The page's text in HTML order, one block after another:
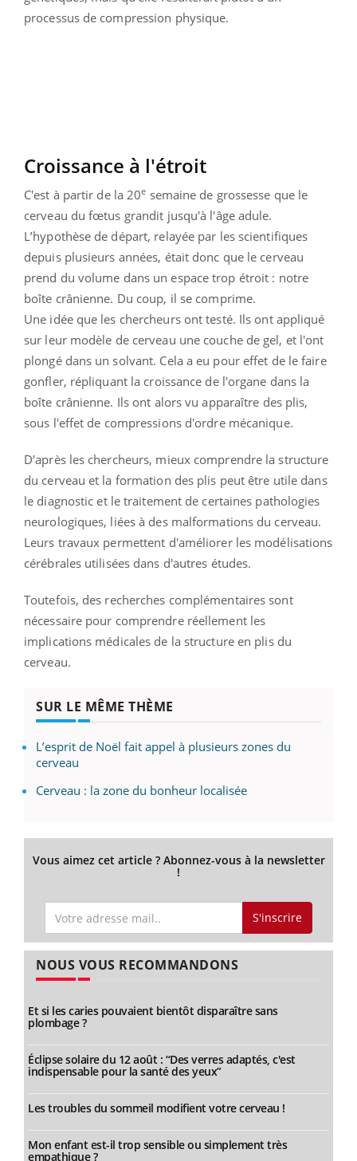
processus de compression physique.
Croissance à l'étroit
C'est à partir de la 20e semaine de grossesse que le
cerveau du fœtus grandit jusqu'à l'âge adule.
L’hypothèse de départ, relayée par les scientifiques
depuis plusieurs années, était donc que le cerveau
prend du volume dans un espace trop étroit : notre
boîte crânienne. Du coup, il se comprime.
Une idée que les chercheurs ont testé. Ils ont appliqué
sur leur modèle de cerveau une couche de gel, et l'ont
plongé dans un solvant. Cela a eu pour effet de le faire
gonfler, répliquant la croissance de l'organe dans la
boîte crânienne. Ils ont alors vu apparaître des plis,
sous l'effet de compressions d'ordre mécanique.
D'après les chercheurs, mieux comprendre la structure
du cerveau et la formation des plis peut être utile dans
le diagnostic et le traitement de certaines pathologies
neurologiques, liées à des malformations du cerveau.
Leurs travaux permettent d'améliorer les modélisations
cérébrales utilisées dans d'autres études.
Toutefois, des recherches complémentaires sont
nécessaire pour comprendre réellement les
implications médicales de la structure en plis du
cerveau.
SUR LE MÊME THÈME
L’esprit de Noël fait appel à plusieurs zones du
cerveau
Cerveau : la zone du bonheur localisée
Vous aimez cet article ? Abonnez-vous à la newsletter
!
S'inscrire
NOUS VOUS RECOMMANDONS
Et si les caries pouvaient bientôt disparaître sans
plombage ?
Éclipse solaire du 12 août : “Des verres adaptés, c'est
indispensable pour la santé des yeux”
Les troubles du sommeil modifient votre cerveau !
Mon enfant est-il trop sensible ou simplement très
empathique ?